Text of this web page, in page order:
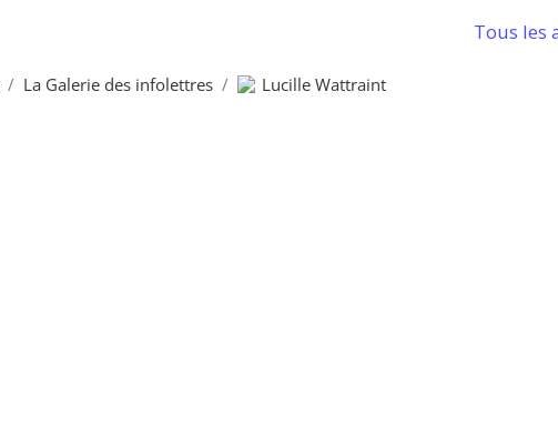
Tous les
/ La Galerie des infolettres / Lucille Wattraint